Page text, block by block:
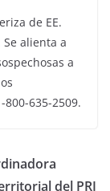
de EE.
alienta a
a
635-2509.
del PRI